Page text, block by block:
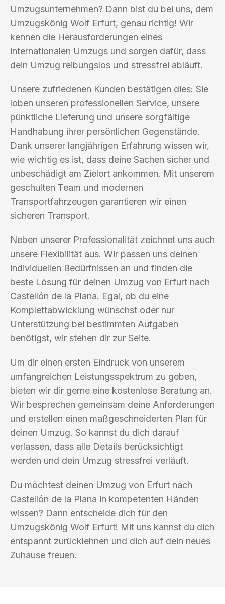
Umzugsunternehmen? Dann bist du bei uns, dem
Umzugskönig Wolf Erfurt, genau richtig! Wir
kennen die Herausforderungen eines
internationalen Umzugs und sorgen dafür, dass
dein Umzug reibungslos und stressfrei abläuft.
Unsere zufriedenen Kunden bestätigen dies: Sie
loben unseren professionellen Service, unsere
pünktliche Lieferung und unsere sorgfältige
Handhabung ihrer persönlichen Gegenstände.
Dank unserer langjährigen Erfahrung wissen wir,
wie wichtig es ist, dass deine Sachen sicher und
unbeschädigt am Zielort ankommen. Mit unserem
geschulten Team und modernen
Transportfahrzeugen garantieren wir einen
sicheren Transport.
Neben unserer Professionalität zeichnet uns auch
unsere Flexibilität aus. Wir passen uns deinen
individuellen Bedürfnissen an und finden die
beste Lösung für deinen Umzug von Erfurt nach
Castellón de la Plana. Egal, ob du eine
Komplettabwicklung wünschst oder nur
Unterstützung bei bestimmten Aufgaben
benötigst, wir stehen dir zur Seite.
Um dir einen ersten Eindruck von unserem
umfangreichen Leistungsspektrum zu geben,
bieten wir dir gerne eine kostenlose Beratung an.
Wir besprechen gemeinsam deine Anforderungen
und erstellen einen maßgeschneiderten Plan für
deinen Umzug. So kannst du dich darauf
verlassen, dass alle Details berücksichtigt
werden und dein Umzug stressfrei verläuft.
Du möchtest deinen Umzug von Erfurt nach
Castellón de la Plana in kompetenten Händen
wissen? Dann entscheide dich für den
Umzugskönig Wolf Erfurt! Mit uns kannst du dich
entspannt zurücklehnen und dich auf dein neues
Zuhause freuen.